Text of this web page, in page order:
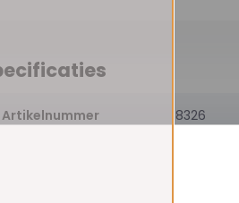
Artikelnummer 8326